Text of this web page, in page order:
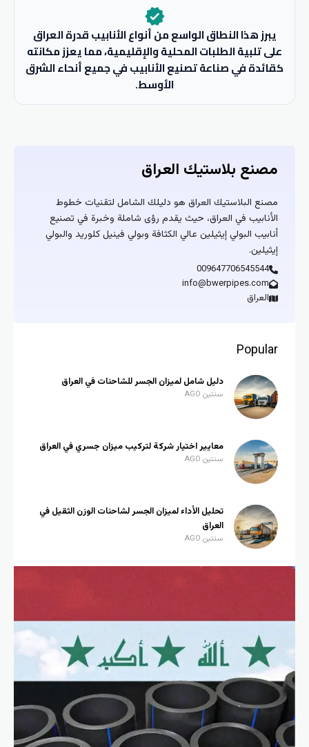
verified
يبرز هذا النطاق الواسع من أنواع الأنابيب قدرة العراق
على تلبية الطلبات المحلية والإقليمية، مما يعزز مكانته
كقائدة في صناعة تصنيع الأنابيب في جميع أنحاء الشرق
الأوسط.
مصنع بلاستيك العراق
مصنع البلاستيك العراق هو دليلك الشامل لتقنيات خطوط
الأنابيب في العراق، حيث يقدم رؤى شاملة وخبرة في تصنيع
أنابيب البولي إيثيلين عالي الكثافة وبولي فينيل كلوريد والبولي
إيثيلين.
009647706545544
info@bwerpipes.com
العراق
Popular
دليل شامل لميزان الجسر للشاحنات في العراق
سنتين AGO
معايير اختيار شركة لتركيب ميزان جسري في العراق
سنتين AGO
تحليل الأداء لميزان الجسر لشاحنات الوزن الثقيل في
العراق
سنتين AGO